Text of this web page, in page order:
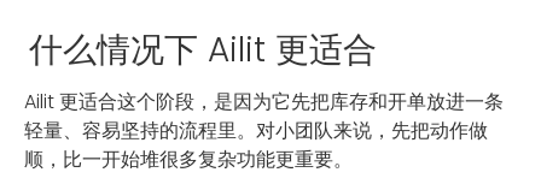
什么情况下 Ailit 更适合
Ailit 更适合这个阶段，是因为它先把库存和开单放进一条
轻量、容易坚持的流程里。对小团队来说，先把动作做
顺，比一开始堆很多复杂功能更重要。